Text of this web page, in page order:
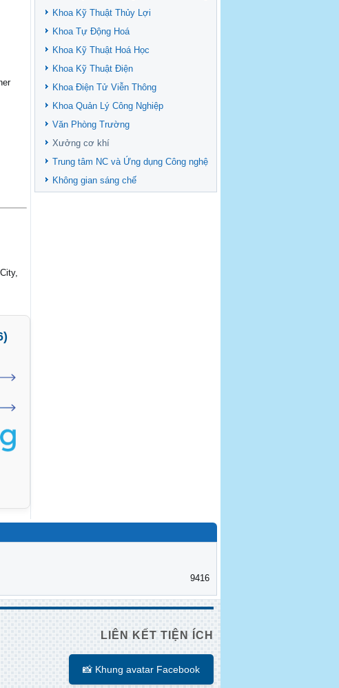
Khoa Kỹ Thuật Thủy Lợi
Khoa Tự Động Hoá
Khoa Kỹ Thuật Hoá Học
Khoa Kỹ Thuật Điện
Khoa Điện Tử Viễn Thông
Khoa Quản Lý Công Nghiệp
Văn Phòng Trường
Xưởng cơ khí
Trung tâm NC và Ứng dụng Công nghệ
Không gian sáng chế
9416
LIÊN KẾT TIỆN ÍCH
📸 Khung avatar Facebook